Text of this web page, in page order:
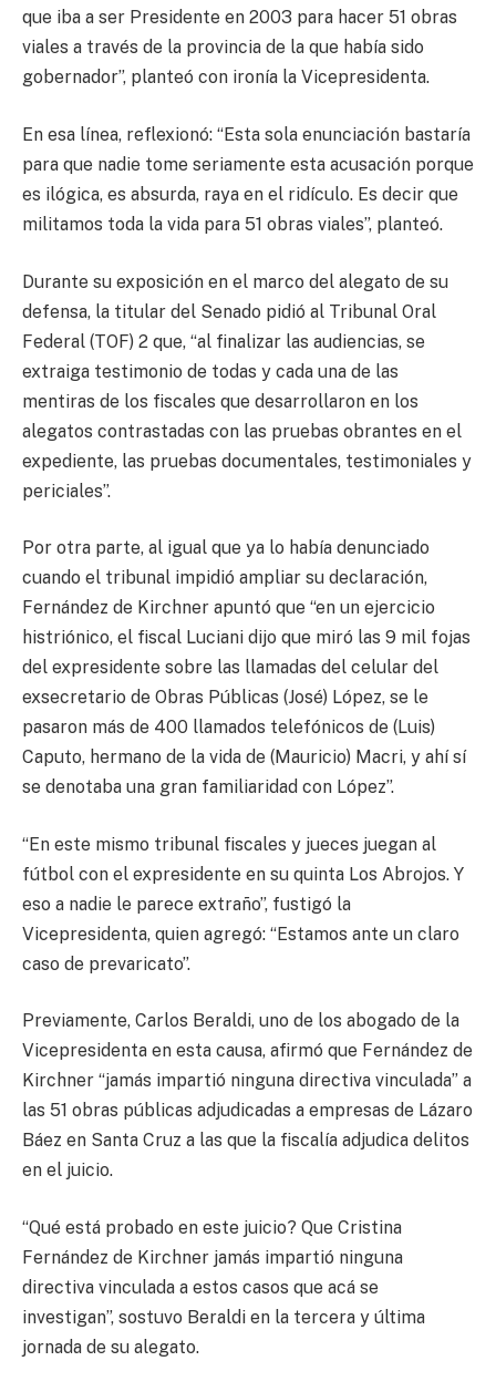
que iba a ser Presidente en 2003 para hacer 51 obras
viales a través de la provincia de la que había sido
gobernador”, planteó con ironía la Vicepresidenta.
En esa línea, reflexionó: “Esta sola enunciación bastaría
para que nadie tome seriamente esta acusación porque
es ilógica, es absurda, raya en el ridículo. Es decir que
militamos toda la vida para 51 obras viales”, planteó.
Durante su exposición en el marco del alegato de su
defensa, la titular del Senado pidió al Tribunal Oral
Federal (TOF) 2 que, “al finalizar las audiencias, se
extraiga testimonio de todas y cada una de las
mentiras de los fiscales que desarrollaron en los
alegatos contrastadas con las pruebas obrantes en el
expediente, las pruebas documentales, testimoniales y
periciales”.
Por otra parte, al igual que ya lo había denunciado
cuando el tribunal impidió ampliar su declaración,
Fernández de Kirchner apuntó que “en un ejercicio
histriónico, el fiscal Luciani dijo que miró las 9 mil fojas
del expresidente sobre las llamadas del celular del
exsecretario de Obras Públicas (José) López, se le
pasaron más de 400 llamados telefónicos de (Luis)
Caputo, hermano de la vida de (Mauricio) Macri, y ahí sí
se denotaba una gran familiaridad con López”.
“En este mismo tribunal fiscales y jueces juegan al
fútbol con el expresidente en su quinta Los Abrojos. Y
eso a nadie le parece extraño”, fustigó la
Vicepresidenta, quien agregó: “Estamos ante un claro
caso de prevaricato”.
Previamente, Carlos Beraldi, uno de los abogado de la
Vicepresidenta en esta causa, afirmó que Fernández de
Kirchner “jamás impartió ninguna directiva vinculada” a
las 51 obras públicas adjudicadas a empresas de Lázaro
Báez en Santa Cruz a las que la fiscalía adjudica delitos
en el juicio.
“Qué está probado en este juicio? Que Cristina
Fernández de Kirchner jamás impartió ninguna
directiva vinculada a estos casos que acá se
investigan”, sostuvo Beraldi en la tercera y última
jornada de su alegato.